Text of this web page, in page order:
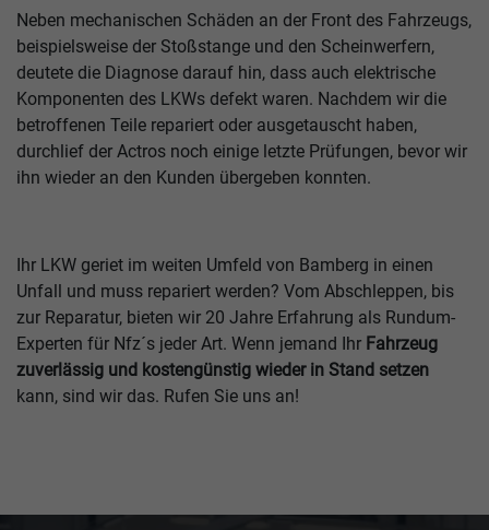
Neben mechanischen Schäden an der Front des Fahrzeugs,
beispielsweise der Stoßstange und den Scheinwerfern,
deutete die Diagnose darauf hin, dass auch elektrische
Komponenten des LKWs defekt waren. Nachdem wir die
betroffenen Teile repariert oder ausgetauscht haben,
durchlief der Actros noch einige letzte Prüfungen, bevor wir
ihn wieder an den Kunden übergeben konnten.
Ihr LKW geriet im weiten Umfeld von Bamberg in einen
Unfall und muss repariert werden? Vom Abschleppen, bis
zur Reparatur, bieten wir 20 Jahre Erfahrung als Rundum-
Experten für Nfz´s jeder Art. Wenn jemand Ihr Fahrzeug
zuverlässig und kostengünstig wieder in Stand setzen
kann, sind wir das. Rufen Sie uns an!